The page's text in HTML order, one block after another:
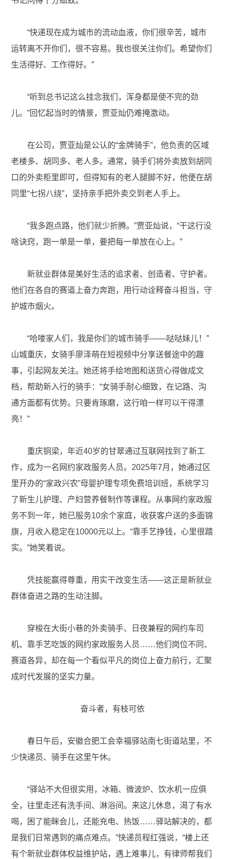
“快递现在成为城市的流动血液，你们很辛苦，城市
运转离不开你们，很不容易。我也很关注你们。希望你们
生活得好、工作得好。”
“听到总书记这么挂念我们，浑身都是使不完的劲
儿。”回忆起当时的情景，贾亚灿仍难掩激动。
在公司，贾亚灿是公认的“金牌骑手”，他负责的区域
老楼多、胡同多、老人多。通常，骑手们将外卖放到胡同
口的外卖柜里即可，但得知有的老人腿脚不好，他便在胡
同里“七拐八绕”，坚持亲手把外卖交到老人手上。
“我多跑点路，他们就少折腾。”贾亚灿说，“干这行没
啥诀窍，跑一单是一单，要把每一单放在心上。”
新就业群体是美好生活的追求者、创造者、守护者。
他们在各自的赛道上奋力奔跑，用行动诠释奋斗担当，守
护城市烟火。
“哈喽家人们，我是你们的城市骑手——哒哒妹儿！”
山城重庆，女骑手廖泽萌在短视频中分享送餐途中的趣
事，引起网友关注。她还将手绘地图和送货心得做成文
档，帮助新入行的骑手：“女骑手耐心细致，在记路、沟
通方面都有优势。只要肯琢磨，这行咱一样可以干得漂
亮！”
重庆铜梁，年近40岁的甘翠通过互联网找到了新工
作，成为一名网约家政服务人员。2025年7月，她通过区
里开办的“家政兴农”母婴护理专项免费培训班，系统学习
了新生儿护理、产妇营养餐制作等课程。从事网约家政服
务不到一年，她已服务10余个家庭，收获客户送的多面锦
旗，月收入稳定在10000元以上。“靠手艺挣钱，心里很踏
实。”她笑着说。
凭技能赢得尊重，用实干改变生活——这正是新就业
群体奋进之路的生动注脚。
穿梭在大街小巷的外卖骑手、日夜兼程的网约车司
机、靠手艺吃饭的网约家政服务人员……他们岗位不同、
赛道各异，却在每一个看似平凡的岗位上奋力前行，汇聚
成时代发展的坚实力量。
奋斗者，有枝可依
春日午后，安徽合肥工会幸福驿站南七街道站里，不
少快递员、骑手在这里午休。
“驿站不大但很实用，冰箱、微波炉、饮水机一应俱
全，往里走还有洗手间、淋浴间。来这儿休息，渴了有水
喝，困了能眯会儿，还能充电、热饭……驿站解决的，都
是我们日常遇到的痛点难点。”快递员程红强说，“楼上还
有个新就业群体权益维护站，遇上难事儿，有律师帮我们